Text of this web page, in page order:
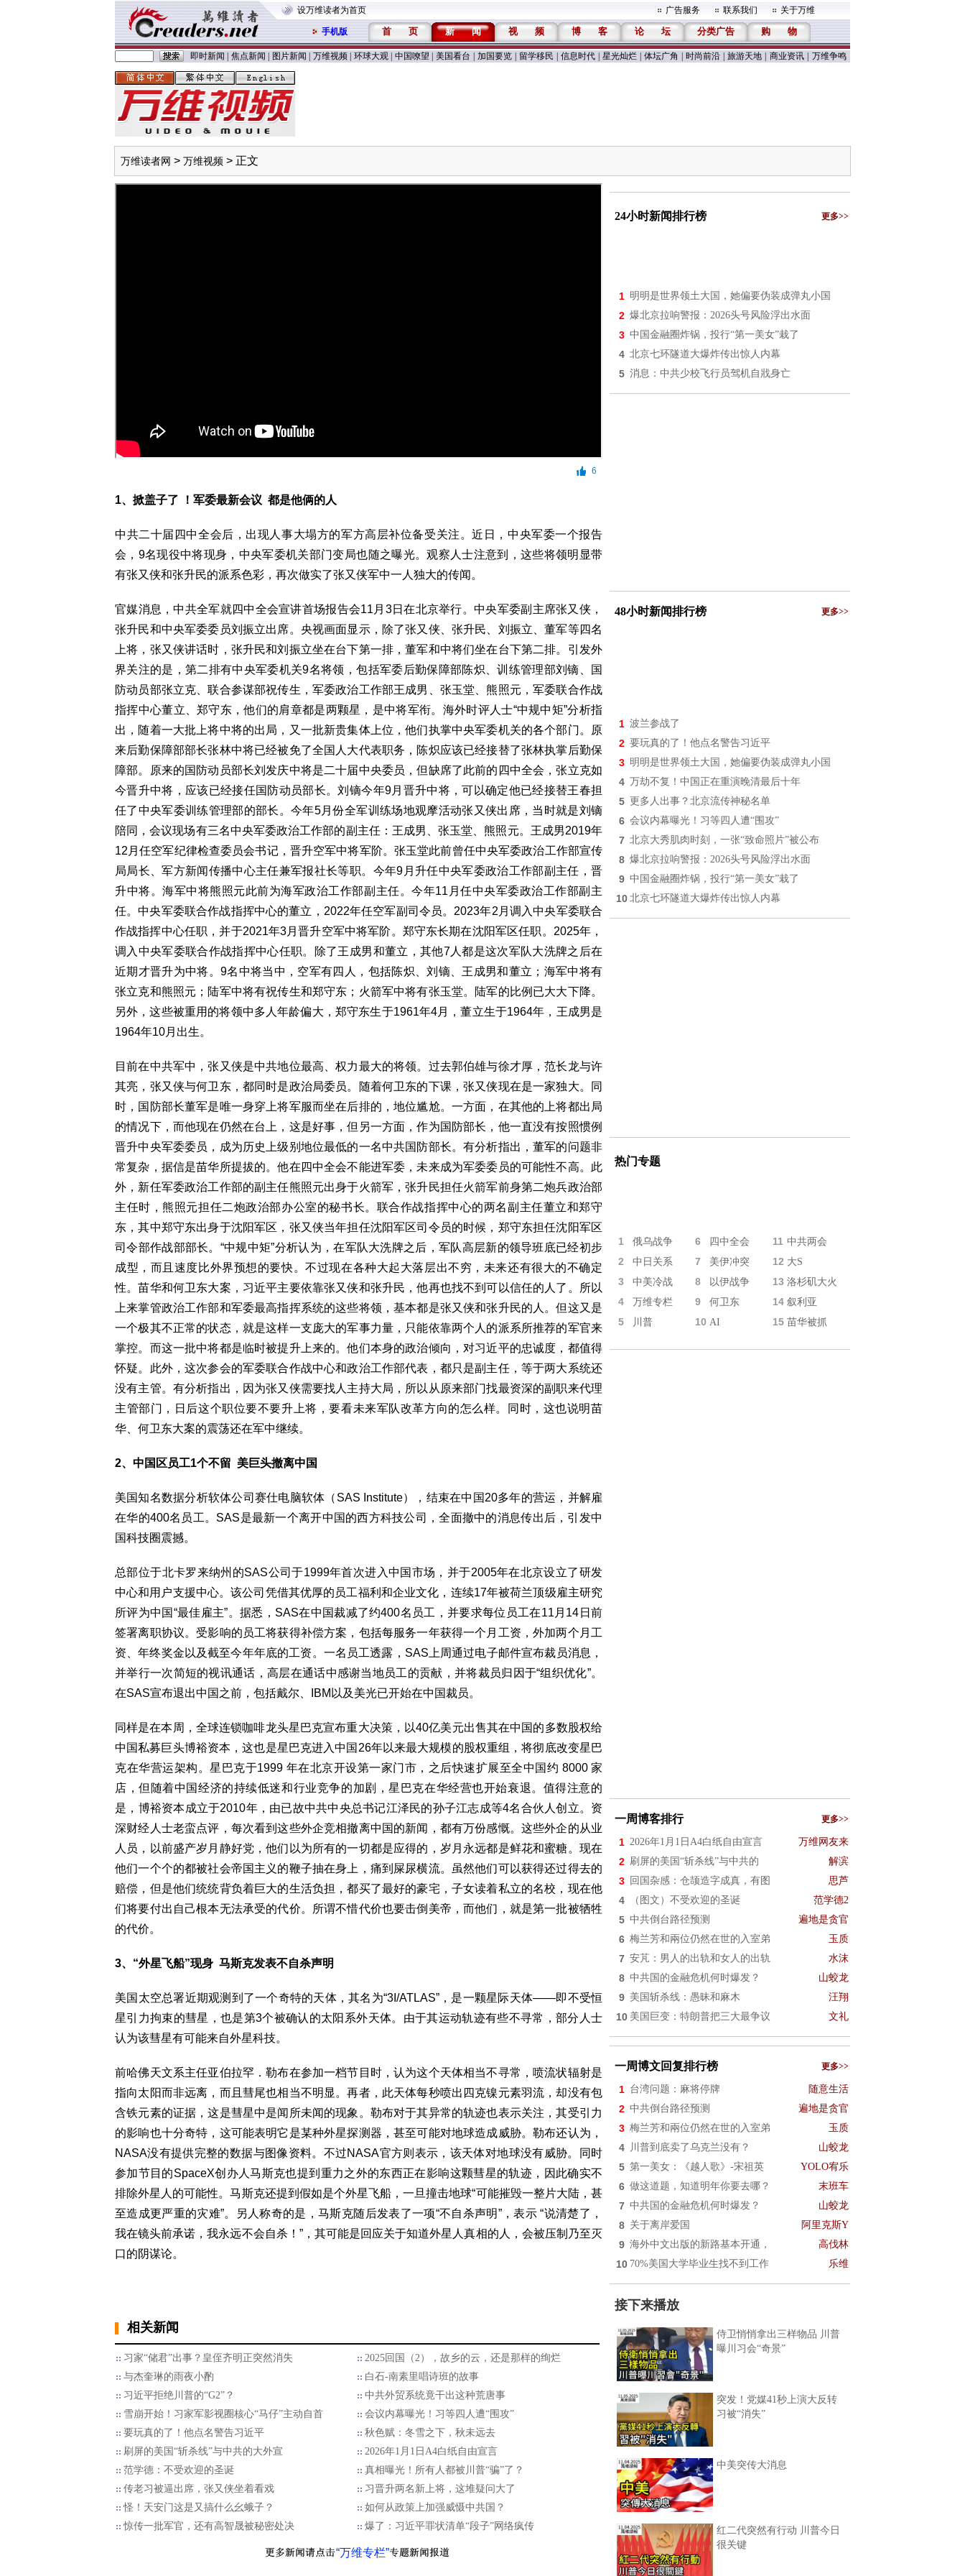
设万维读者为首页 广告服务 联系我们 关于万维
手机版 首 页 新 闻 视 频 博 客 论 坛 分类广告 购 物
即时新闻 焦点新闻 图片新闻 万维视频 环球大观 中国嘹望 美国看台 加国要览 留学移民 信息时代 星光灿烂 体坛广角 时尚前沿 旅游天地 商业资讯 万维争鸣
万维读者网 > 万维视频 > 正文
6
1、掀盖子了 ！军委最新会议 都是他俩的人
中共二十届四中全会后，出现人事大塌方的军方高层补位备受关注。近日，中央军委一个报告
会，9名现役中将现身，中央军委机关部门变局也随之曝光。观察人士注意到，这些将领明显带
有张又侠和张升民的派系色彩，再次做实了张又侠军中一人独大的传闻。
官媒消息，中共全军就四中全会宣讲首场报告会11月3日在北京举行。中央军委副主席张又侠，
张升民和中央军委委员刘振立出席。央视画面显示，除了张又侠、张升民、刘振立、董军等四名
上将，张又侠讲话时，张升民和刘振立坐在台下第一排，董军和中将们坐在台下第二排。引发外
界关注的是，第二排有中央军委机关9名将领，包括军委后勤保障部陈炽、训练管理部刘镝、国
防动员部张立克、联合参谋部祝传生，军委政治工作部王成男、张玉堂、熊照元，军委联合作战
指挥中心董立、郑守东，他们的肩章都是两颗星，是中将军衔。海外时评人士“中规中矩”分析指
出，随着一大批上将中将的出局，又一批新贵集体上位，他们执掌中央军委机关的各个部门。原
来后勤保障部部长张林中将已经被免了全国人大代表职务，陈炽应该已经接替了张林执掌后勤保
障部。原来的国防动员部长刘发庆中将是二十届中央委员，但缺席了此前的四中全会，张立克如
今晋升中将，应该已经接任国防动员部长。刘镝今年9月晋升中将，可以确定他已经接替王春担
任了中央军委训练管理部的部长。今年5月份全军训练场地观摩活动张又侠出席，当时就是刘镝
陪同，会议现场有三名中央军委政治工作部的副主任：王成男、张玉堂、熊照元。王成男2019年
12月任空军纪律检查委员会书记，晋升空军中将军阶。张玉堂此前曾任中央军委政治工作部宣传
局局长、军方新闻传播中心主任兼军报社长等职。今年9月升任中央军委政治工作部副主任，晋
升中将。海军中将熊照元此前为海军政治工作部副主任。今年11月任中央军委政治工作部副主
任。中央军委联合作战指挥中心的董立，2022年任空军副司令员。2023年2月调入中央军委联合
作战指挥中心任职，并于2021年3月晋升空军中将军阶。郑守东长期在沈阳军区任职。2025年，
调入中央军委联合作战指挥中心任职。除了王成男和董立，其他7人都是这次军队大洗牌之后在
近期才晋升为中将。9名中将当中，空军有四人，包括陈炽、刘镝、王成男和董立；海军中将有
张立克和熊照元；陆军中将有祝传生和郑守东；火箭军中将有张玉堂。陆军的比例已大大下降。
另外，这些被重用的将领中多人年龄偏大，郑守东生于1961年4月，董立生于1964年，王成男是
1964年10月出生。
目前在中共军中，张又侠是中共地位最高、权力最大的将领。过去郭伯雄与徐才厚，范长龙与许
其亮，张又侠与何卫东，都同时是政治局委员。随着何卫东的下课，张又侠现在是一家独大。同
时，国防部长董军是唯一身穿上将军服而坐在后排的，地位尴尬。一方面，在其他的上将都出局
的情况下，而他现在仍然在台上，这是好事，但另一方面，作为国防部长，他一直没有按照惯例
晋升中央军委委员，成为历史上级别地位最低的一名中共国防部长。有分析指出，董军的问题非
常复杂，据信是苗华所提拔的。他在四中全会不能进军委，未来成为军委委员的可能性不高。此
外，新任军委政治工作部的副主任熊照元出身于火箭军，张升民担任火箭军前身第二炮兵政治部
主任时，熊照元担任二炮政治部办公室的秘书长。联合作战指挥中心的两名副主任董立和郑守
东，其中郑守东出身于沈阳军区，张又侠当年担任沈阳军区司令员的时候，郑守东担任沈阳军区
司令部作战部部长。“中规中矩”分析认为，在军队大洗牌之后，军队高层新的领导班底已经初步
成型，而且速度比外界预想的要快。不过现在各种大起大落层出不穷，未来还有很大的不确定
性。苗华和何卫东大案，习近平主要依靠张又侠和张升民，他再也找不到可以信任的人了。所以
上来掌管政治工作部和军委最高指挥系统的这些将领，基本都是张又侠和张升民的人。但这又是
一个极其不正常的状态，就是这样一支庞大的军事力量，只能依靠两个人的派系所推荐的军官来
掌控。而这一批中将都是临时被提升上来的。他们本身的政治倾向，对习近平的忠诚度，都值得
怀疑。此外，这次参会的军委联合作战中心和政治工作部代表，都只是副主任，等于两大系统还
没有主管。有分析指出，因为张又侠需要找人主持大局，所以从原来部门找最资深的副职来代理
主管部门，日后这个职位要不要升上将，要看未来军队改革方向的怎么样。同时，这也说明苗
华、何卫东大案的震荡还在军中继续。
2、中国区员工1个不留 美巨头撤离中国
美国知名数据分析软体公司赛仕电脑软体（SAS Institute），结束在中国20多年的营运，并解雇
在华的400名员工。SAS是最新一个离开中国的西方科技公司，全面撤中的消息传出后，引发中
国科技圈震撼。
总部位于北卡罗来纳州的SAS公司于1999年首次进入中国市场，并于2005年在北京设立了研发
中心和用户支援中心。该公司凭借其优厚的员工福利和企业文化，连续17年被荷兰顶级雇主研究
所评为中国“最佳雇主”。据悉，SAS在中国裁减了约400名员工，并要求每位员工在11月14日前
签署离职协议。受影响的员工将获得补偿方案，包括每服务一年获得一个月工资，外加两个月工
资、年终奖金以及截至今年年底的工资。一名员工透露，SAS上周通过电子邮件宣布裁员消息，
并举行一次简短的视讯通话，高层在通话中感谢当地员工的贡献，并将裁员归因于“组织优化”。
在SAS宣布退出中国之前，包括戴尔、IBM以及美光已开始在中国裁员。
同样是在本周，全球连锁咖啡龙头星巴克宣布重大决策，以40亿美元出售其在中国的多数股权给
中国私募巨头博裕资本，这也是星巴克进入中国26年以来最大规模的股权重组，将彻底改变星巴
克在华营运架构。星巴克于1999 年在北京开设第一家门市，之后快速扩展至全中国约 8000 家
店，但随着中国经济的持续低迷和行业竞争的加剧，星巴克在华经营也开始衰退。值得注意的
是，博裕资本成立于2010年，由已故中共中央总书记江泽民的孙子江志成等4名合伙人创立。资
深财经人士老蛮点评，每次看到这些外企竞相撤离中国的新闻，都有万份感慨。这些外企的从业
人员，以前盛产岁月静好党，他们以为所有的一切都是应得的，岁月永远都是鲜花和蜜糖。现在
他们一个个的都被社会帝国主义的鞭子抽在身上，痛到屎尿横流。虽然他们可以获得还过得去的
赔偿，但是他们统统背负着巨大的生活负担，都买了最好的豪宅，子女读着私立的名校，现在他
们将要付出自己根本无法承受的代价。所谓不惜代价也要击倒美帝，而他们，就是第一批被牺牲
的代价。
3、“外星飞船”现身 马斯克发表不自杀声明
美国太空总署近期观测到了一个奇特的天体，其名为“3I/ATLAS”，是一颗星际天体——即不受恒
星引力拘束的彗星，也是第3个被确认的太阳系外天体。由于其运动轨迹有些不寻常，部分人士
认为该彗星有可能来自外星科技。
前哈佛天文系主任亚伯拉罕．勒布在参加一档节目时，认为这个天体相当不寻常，喷流状辐射是
指向太阳而非远离，而且彗尾也相当不明显。再者，此天体每秒喷出四克镍元素羽流，却没有包
含铁元素的证据，这是彗星中是闻所未闻的现象。勒布对于其异常的轨迹也表示关注，其受引力
的影响也十分奇特，这可能表明它是某种外星探测器，甚至可能对地球造成威胁。勒布还认为，
NASA没有提供完整的数据与图像资料。不过NASA官方则表示，该天体对地球没有威胁。同时
参加节目的SpaceX创办人马斯克也提到重力之外的东西正在影响这颗彗星的轨迹，因此确实不
排除外星人的可能性。马斯克还提到假如是个外星飞船，一旦撞击地球“可能摧毁一整片大陆，甚
至造成更严重的灾难”。另人称奇的是，马斯克随后发表了一项“不自杀声明”，表示 “说清楚了，
我在镜头前承诺，我永远不会自杀！”，其可能是回应关于知道外星人真相的人，会被压制乃至灭
口的阴谋论。
相关新闻
习家“储君”出事？皇侄齐明正突然消失
2025回国（2），故乡的云，还是那样的绚烂
与杰奎琳的雨夜小酌
白石-南素里唱诗班的故事
习近平拒绝川普的“G2”？
中共外贸系统竟干出这种荒唐事
雪崩开始！习家军影视圈核心“马仔”主动自首
会议内幕曝光！习等四人遭“围攻”
要玩真的了！他点名警告习近平
秋色赋：冬雪之下，秋未远去
刷屏的美国“斩杀线”与中共的大外宣
2026年1月1日A4白纸自由宣言
范学德：不受欢迎的圣诞
真相曝光！所有人都被川普“骗”了？
传老习被逼出席，张又侠坐着看戏
习晋升两名新上将，这堆疑问大了
怪！天安门这是又搞什么幺蛾子？
如何从政策上加强威慑中共国？
惊传一批军官，还有高智晟被秘密处决
爆了：习近平罪状清单“段子”网络疯传
“万维专栏”
24小时新闻排行榜 更多>>
1 明明是世界领土大国，她偏要伪装成弹丸小国
2 爆北京拉响警报：2026头号风险浮出水面
3 中国金融圈炸锅，投行“第一美女”栽了
4 北京七环隧道大爆炸传出惊人内幕
5 消息：中共少校飞行员驾机自戕身亡
48小时新闻排行榜 更多>>
1 波兰参战了
2 要玩真的了！他点名警告习近平
3 明明是世界领土大国，她偏要伪装成弹丸小国
4 万劫不复！中国正在重演晚清最后十年
5 更多人出事？北京流传神秘名单
6 会议内幕曝光！习等四人遭“围攻”
7 北京大秀肌肉时刻，一张“致命照片”被公布
8 爆北京拉响警报：2026头号风险浮出水面
9 中国金融圈炸锅，投行“第一美女”栽了
10 北京七环隧道大爆炸传出惊人内幕
热门专题
1 俄乌战争 6 四中全会 11 中共两会
2 中日关系 7 美伊冲突 12 大S
3 中美冷战 8 以伊战争 13 洛杉矶大火
4 万维专栏 9 何卫东 14 叙利亚
5 川普 10 AI 15 苗华被抓
一周博客排行 更多>>
1 2026年1月1日A4白纸自由宣言 万维网友来
2 刷屏的美国“斩杀线”与中共的 解滨
3 回国杂感：仓颉造字成真，有图 思芦
4 （图文）不受欢迎的圣诞 范学德2
5 中共倒台路径预测 遍地是贪官
6 梅兰芳和兩位仍然在世的入室弟 玉质
7 安芃：男人的出轨和女人的出轨 水沫
8 中共国的金融危机何时爆发？ 山蛟龙
9 美国斩杀线：愚昧和麻木 汪翔
10 美国巨变：特朗普把三大最争议 文礼
一周博文回复排行榜 更多>>
1 台湾问题：麻将停牌 随意生活
2 中共倒台路径预测 遍地是贪官
3 梅兰芳和兩位仍然在世的入室弟 玉质
4 川普到底卖了乌克兰没有？ 山蛟龙
5 第一美女：《越人歌》-宋祖英 YOLO宥乐
6 做这道题，知道明年你要去哪？ 末班车
7 中共国的金融危机何时爆发？ 山蛟龙
8 关于离岸爱国 阿里克斯Y
9 海外中文出版的新路基本开通， 高伐林
10 70%美国大学毕业生找不到工作 乐维
接下来播放
侍卫悄悄拿出三样物品 川普
曝川习会“奇景”
突发！党媒41秒上演大反转
习被“消失”
中美突传大消息
红二代突然有行动 川普今日
很关键